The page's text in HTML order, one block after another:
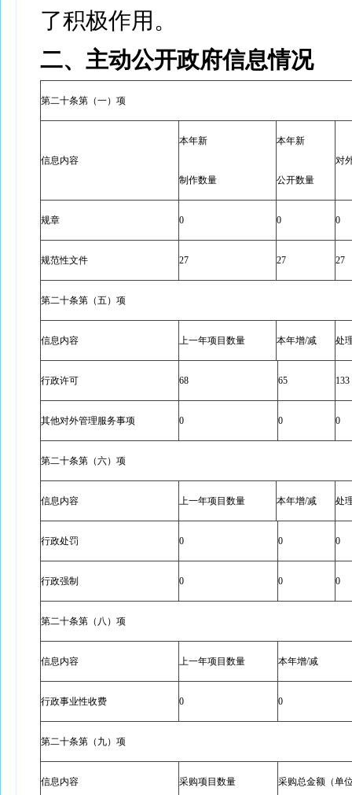
了积极作用。
二、主动公开政府信息情况
第二十条第（一）项
信息内容
本年新
制作数量
本年新
公开数量
对
规章 0 0 0
规范性文件 27 27 27
第二十条第（五）项
信息内容 上一年项目数量 本年增/减 处
行政许可 68 65 133
其他对外管理服务事项 0 0 0
第二十条第（六）项
信息内容 上一年项目数量 本年增/减 处
行政处罚 0 0 0
行政强制 0 0 0
第二十条第（八）项
信息内容 上一年项目数量 本年增/减
行政事业性收费 0 0
第二十条第（九）项
信息内容 采购项目数量 采购总金额（单